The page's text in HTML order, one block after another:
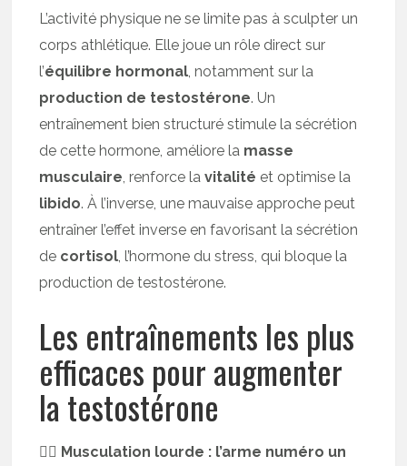
L’activité physique ne se limite pas à sculpter un
corps athlétique. Elle joue un rôle direct sur
l’équilibre hormonal, notamment sur la
production de testostérone. Un
entraînement bien structuré stimule la sécrétion
de cette hormone, améliore la masse
musculaire, renforce lavitalité et optimise la
libido. À l’inverse, une mauvaise approche peut
entraîner l’effet inverse en favorisant la sécrétion
de cortisol, l’hormone du stress, qui bloque la
production de testostérone.
Les entraînements les plus
efficaces pour augmenter
la testostérone
🏋️‍♂️ Musculation lourde : l’arme numéro un